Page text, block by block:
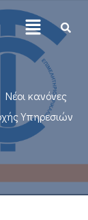
Νέοι κανόνες
Υπηρεσιών